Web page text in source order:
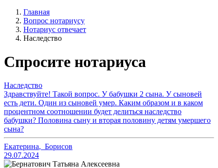
Главная
Вопрос нотариусу
Нотариус отвечает
Наследство
Спросите нотариуса
Наследство
Здравствуйте! Такой вопрос. У бабушки 2 сына. У сыновей
есть дети. Один из сыновей умер. Каким образом и в каком
процентном соотношении будет делиться наследство
бабушки? Половина сыну и вторая половину детям умершего
сына?
Екатерина, Борисов
29.07.2024